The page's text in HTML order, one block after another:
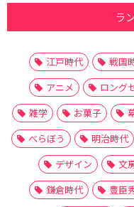
ラ
江戸時代 戦国
アニメ
ロング
雑学
お菓子
べらぼう
明治時代
デザイン
文
鎌倉時代
豊臣